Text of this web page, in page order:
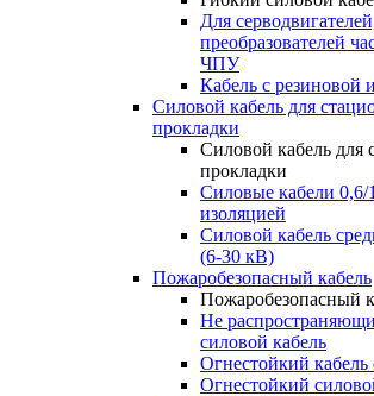
Для
преобразователей
ЧПУ
Кабель с резиновой
Силовой кабель для
прокладки
Силовой кабель для
прокладки
Силовые кабели
изоляцией
Силовой кабель
(6-30 кВ)
Пожаробезопасный кабель
Пожаробезопасный
Не
силовой кабель
Огнестойкий кабель
Огнестойкий